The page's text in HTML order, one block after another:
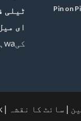
ٹیلی
ای
کیwaہےmبیمار@hotمئیl.Co.برطانیہ
| سائٹ کا نقشہ |